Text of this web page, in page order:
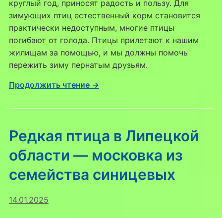
круглый год, приносят радость и пользу. Для
зимующих птиц естественный корм становится
практически недоступным, многие птицы
погибают от голода. Птицы прилетают к нашим
жилищам за помощью, и мы должны помочь
пережить зиму пернатым друзьям.
Продолжить чтение →
Редкая птица в Липецкой
области — московка из
семейства синицевых
14.01.2025